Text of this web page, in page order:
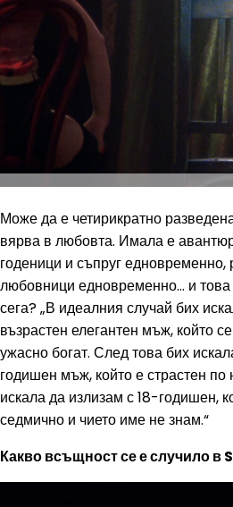
Може да е четирикратно
вярва в любовта. Имала е
годеници и съпруг
любовници едновременно... и
сега? „В идеалния случай бих
възрастен елегантен мъж, който
ужасно богат. След това бих
годишен мъж, който е страстен
искала да излизам с 18-годишен,
седмично и чието име не знам.“
Какво всъщност се е случило в